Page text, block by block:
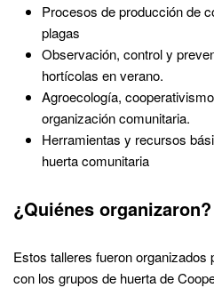
Procesos de producción de
plagas
Observación, control y
hortícolas en verano.
Agroecología,
organización comunitaria.
Herramientas y recursos
huerta comunitaria
¿Quiénes organizaron?
Estos talleres fueron organizados
con los grupos de huerta de